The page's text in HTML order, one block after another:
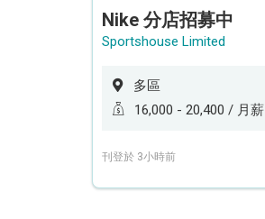
Nike 分店招募中
Sportshouse Limited
多區
16,000 - 20,400 / 月薪
刊登於 3小時前